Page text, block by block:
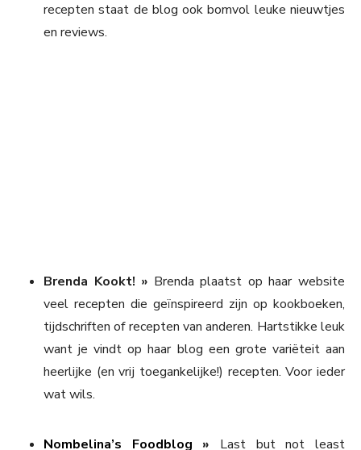
recepten staat de blog ook bomvol leuke nieuwtjes
en reviews.
Brenda Kookt! » Brenda plaatst op haar website
veel recepten die geïnspireerd zijn op kookboeken,
tijdschriften of recepten van anderen. Hartstikke leuk
want je vindt op haar blog een grote variëteit aan
heerlijke (en vrij toegankelijke!) recepten. Voor ieder
wat wils.
Nombelina’s Foodblog » Last but not least